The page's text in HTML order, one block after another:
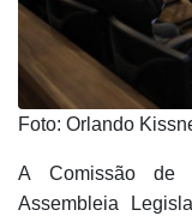
Foto: Orlando
A Comissão de
Assembleia